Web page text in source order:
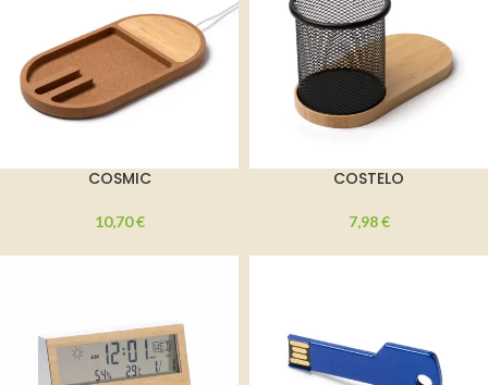
COSMIC
10,70€
COSTELO
7,98€